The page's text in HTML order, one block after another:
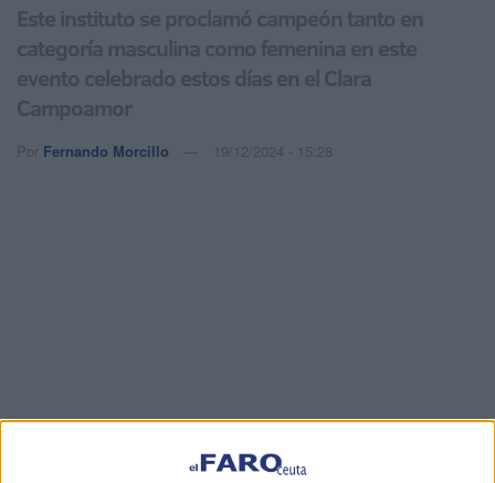
Este instituto se proclamó campeón tanto en
categoría masculina como femenina en este
evento celebrado estos días en el Clara
Campoamor
Por Fernando Morcillo 19/12/2024 - 15:28